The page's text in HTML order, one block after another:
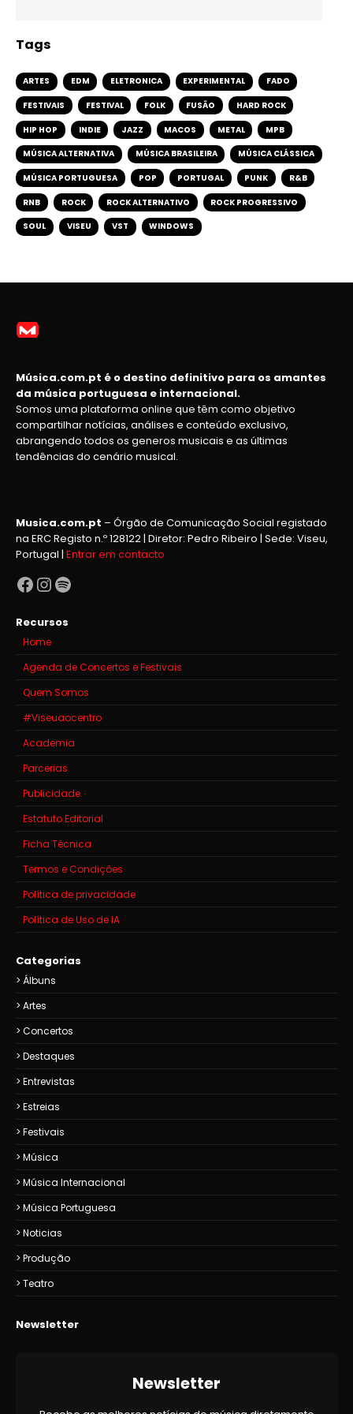
Tags
ARTES EDM ELETRONICA EXPERIMENTAL FADO
FESTIVAIS FESTIVAL FOLK FUSÃO HARD ROCK
HIP HOP INDIE JAZZ MACOS METAL MPB
MÚSICA ALTERNATIVA MÚSICA BRASILEIRA MÚSICA CLÁSSICA
MÚSICA PORTUGUESA POP PORTUGAL PUNK R&B
RNB ROCK ROCK ALTERNATIVO ROCK PROGRESSIVO
SOUL VISEU VST WINDOWS
Música.com.pt é o destino definitivo para os amantes
da música portuguesa e internacional.
Somos uma plataforma online que têm como objetivo
compartilhar notícias, análises e conteúdo exclusivo,
abrangendo todos os generos musicais e as últimas
tendências do cenário musical.
Musica.com.pt – Órgão de Comunicação Social registado
na ERC Registo n.º 128122 | Diretor: Pedro Ribeiro | Sede: Viseu,
Portugal | Entrar em contacto
Facebook
Instagram
Spotify
Recursos
Home
Agenda de Concertos e Festivais
Quem Somos
#Viseuaocentro
Academia
Parcerias
Publicidade
Estatuto Editorial
Ficha Técnica
Termos e Condições
Política de privacidade
Política de Uso de IA
Categorias
Álbuns
Artes
Concertos
Destaques
Entrevistas
Estreias
Festivais
Música
Música Internacional
Música Portuguesa
Noticias
Produção
Teatro
Newsletter
Newsletter